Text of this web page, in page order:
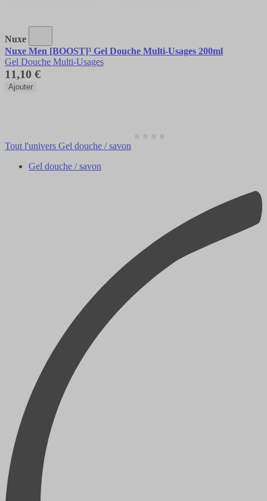
Nuxe
Nuxe Men [BOOST]³ Gel Douche Multi-Usages 200ml
Gel Douche Multi-Usages
11,10 €
Ajouter
Tout l'univers Gel douche / savon
Gel douche / savon